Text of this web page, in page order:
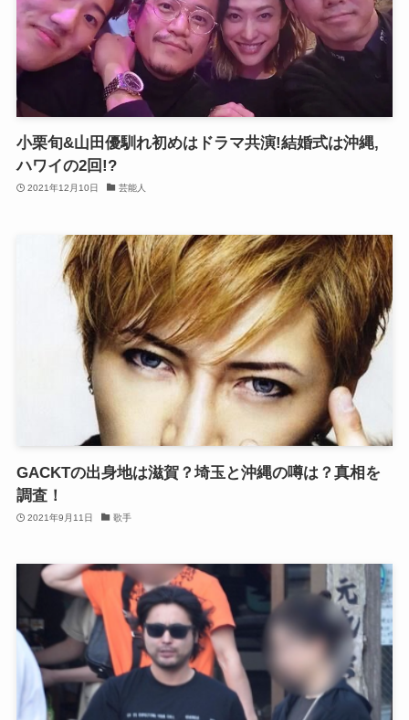
小栗旬&山田優馴れ初めはドラマ共演!結婚式は沖縄,
ハワイの2回!?
2021年12月10日 芸能人
GACKTの出身地は滋賀？埼玉と沖縄の噂は？真相を
調査！
2021年9月11日 歌手